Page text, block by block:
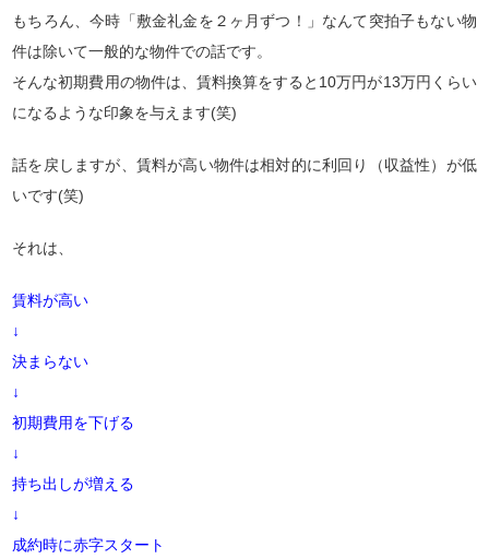
もちろん、今時「敷金礼金を２ヶ月ずつ！」なんて突拍子もない物
件は除いて一般的な物件での話です。
そんな初期費用の物件は、賃料換算をすると10万円が13万円くらい
になるような印象を与えます(笑)
話を戻しますが、賃料が高い物件は相対的に利回り（収益性）が低
いです(笑)
それは、
賃料が高い
↓
決まらない
↓
初期費用を下げる
↓
持ち出しが増える
↓
成約時に赤字スタート